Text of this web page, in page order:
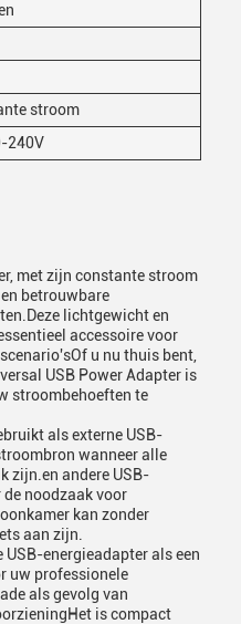
stroom
240V
met zijn constante stroom
betrouwbare
lichtgewicht en
accessoire voor
u nu thuis bent,
USB Power Adapter is
stroombehoeften te
als externe USB-
wanneer alle
zijn.en andere USB-
noodzaak voor
kan zonder
aan zijn.
USB-energieadapter als een
uw professionele
als gevolg van
is compact